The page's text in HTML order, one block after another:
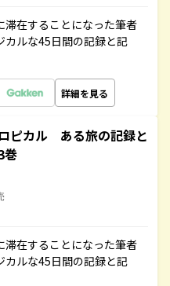
滞在することになった筆者
カルな45日間の記録と記
詳細を見る
ピカル ある旅の記録と
滞在することになった筆者
カルな45日間の記録と記